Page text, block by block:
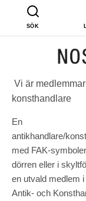
SÖK
Vi är
konsthandlare
En
antikhandlare/
med FAK-
dörren eller i
en utvald medlem
Antik- och